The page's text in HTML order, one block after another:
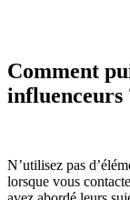
Comment
influenceurs
N’utilisez pas
lorsque vous